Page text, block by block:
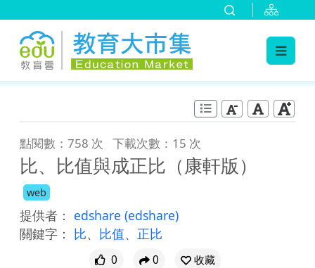
點閱數：758 次 下載次數：15 次
比、比值與成正比（康軒版）
web
提供者： edshare (edshare)
關鍵字： 比、 比值、 正比
0 0
收藏